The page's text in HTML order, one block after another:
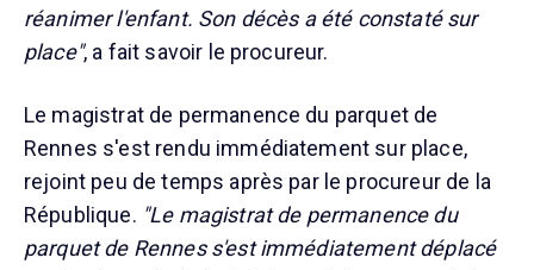
réanimer l'enfant. Son décès a été constaté sur
place", a fait savoir le procureur.
Le magistrat de permanence du parquet de
Rennes s'est rendu immédiatement sur place,
rejoint peu de temps après par le procureur de la
République. "Le magistrat de permanence du
parquet de Rennes s'est immédiatement déplacé